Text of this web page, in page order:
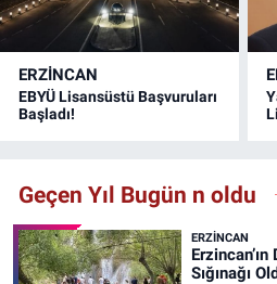
ERZINCAN
EBYÜ Lisansüstü Başvuruları
Başladı!
Geçen Yıl Bugün n oldu
ERZINCAN
Sığınağı